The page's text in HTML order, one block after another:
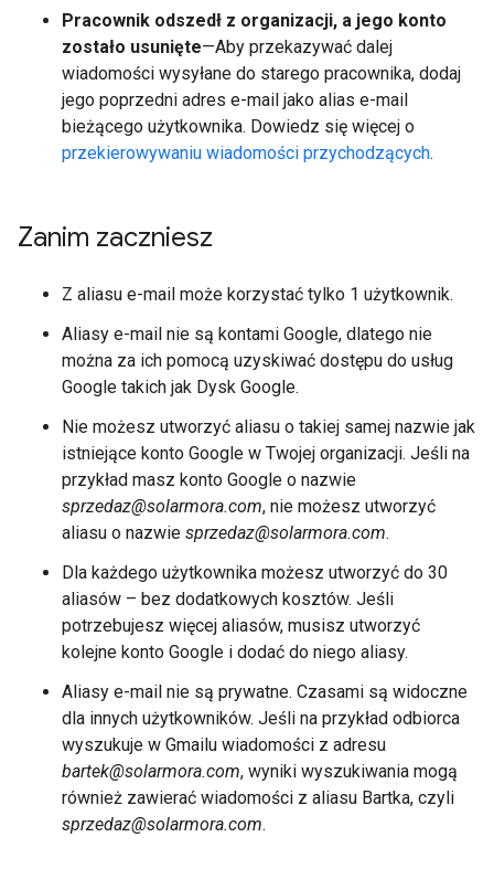
Pracownik odszedł z organizacji, a jego konto
zostało usunięte—Aby przekazywać dalej
wiadomości wysyłane do starego pracownika, dodaj
jego poprzedni adres e-mail jako alias e-mail
bieżącego użytkownika. Dowiedz się więcej o
przekierowywaniu wiadomości przychodzących.
Zanim zaczniesz
Z aliasu e-mail może korzystać tylko 1 użytkownik.
Aliasy e-mail nie są kontami Google, dlatego nie
można za ich pomocą uzyskiwać dostępu do usług
Google takich jak Dysk Google.
Nie możesz utworzyć aliasu o takiej samej nazwie jak
istniejące konto Google w Twojej organizacji. Jeśli na
przykład masz konto Google o nazwie
sprzedaz@solarmora.com, nie możesz utworzyć
aliasu o nazwie sprzedaz@solarmora.com.
Dla każdego użytkownika możesz utworzyć do 30
aliasów – bez dodatkowych kosztów. Jeśli
potrzebujesz więcej aliasów, musisz utworzyć
kolejne konto Google i dodać do niego aliasy.
Aliasy e-mail nie są prywatne. Czasami są widoczne
dla innych użytkowników. Jeśli na przykład odbiorca
wyszukuje w Gmailu wiadomości z adresu
bartek@solarmora.com, wyniki wyszukiwania mogą
również zawierać wiadomości z aliasu Bartka, czyli
sprzedaz@solarmora.com.